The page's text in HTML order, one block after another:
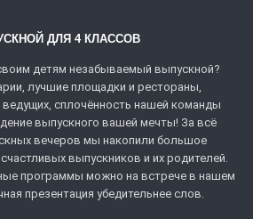
ДЛЯ 4 КЛАССОВ
детям незабываемый выпускной?
лучшие площадки и рестораны,
сплочённость нашей команды
выпускного вашей мечты! За всё
вечеров мы накопили большое
выпускников и их родителей.
программы можно на встрече в нашем
презентация убедительнее слов.